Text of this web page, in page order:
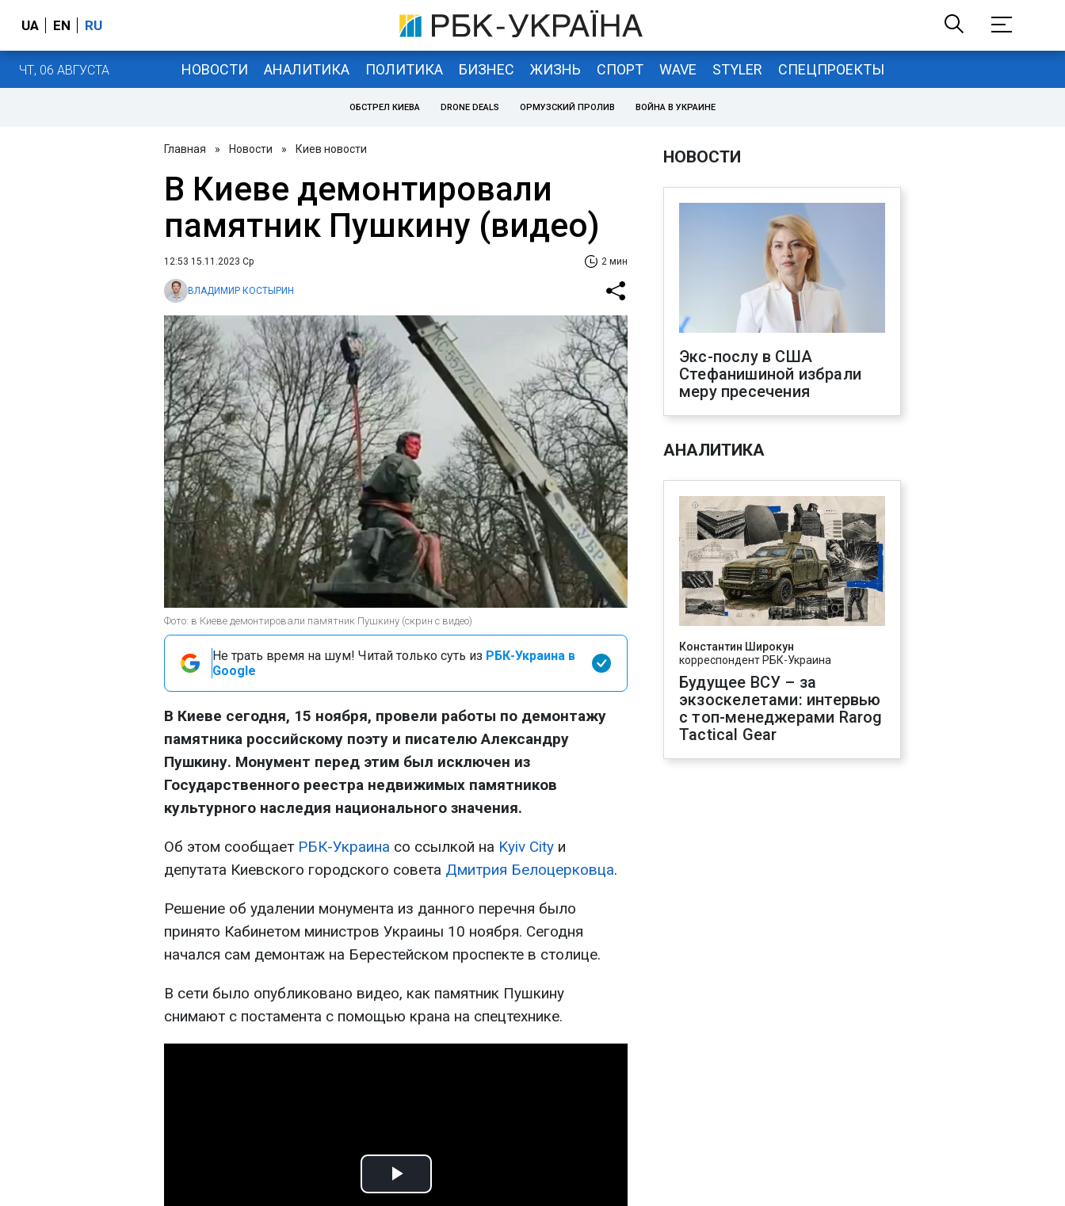
UA EN RU
ЧТ, 06 АВГУСТА НОВОСТИ АНАЛИТИКА ПОЛИТИКА БИЗНЕС ЖИЗНЬ СПОРТ WAVE STYLER СПЕЦПРОЕКТЫ
ОБСТРЕЛ КИЕВА DRONE DEALS ОРМУЗСКИЙ ПРОЛИВ ВОЙНА В УКРАИНЕ
Главная » Новости » Киев новости
В Киеве демонтировали
памятник Пушкину (видео)
12:53 15.11.2023 Ср 2 мин
ВЛАДИМИР КОСТЫРИН
Фото: в Киеве демонтировали памятник Пушкину (скрин с видео)
Не трать время на шум! Читай только суть из РБК-Украина в
Google
В Киеве сегодня, 15 ноября, провели работы по демонтажу
памятника российскому поэту и писателю Александру
Пушкину. Монумент перед этим был исключен из
Государственного реестра недвижимых памятников
культурного наследия национального значения.
Об этом сообщает РБК-Украина со ссылкой на Kyiv City и
депутата Киевского городского совета Дмитрия Белоцерковца.
Решение об удалении монумента из данного перечня было
принято Кабинетом министров Украины 10 ноября. Сегодня
начался сам демонтаж на Берестейском проспекте в столице.
В сети было опубликовано видео, как памятник Пушкину
снимают с постамента с помощью крана на спецтехнике.
Play
НОВОСТИ
Экс-послу в США
Стефанишиной избрали
меру пресечения
АНАЛИТИКА
Константин Широкун
корреспондент РБК-Украина
Будущее ВСУ – за
экзоскелетами: интервью
с топ-менеджерами Rarog
Tactical Gear